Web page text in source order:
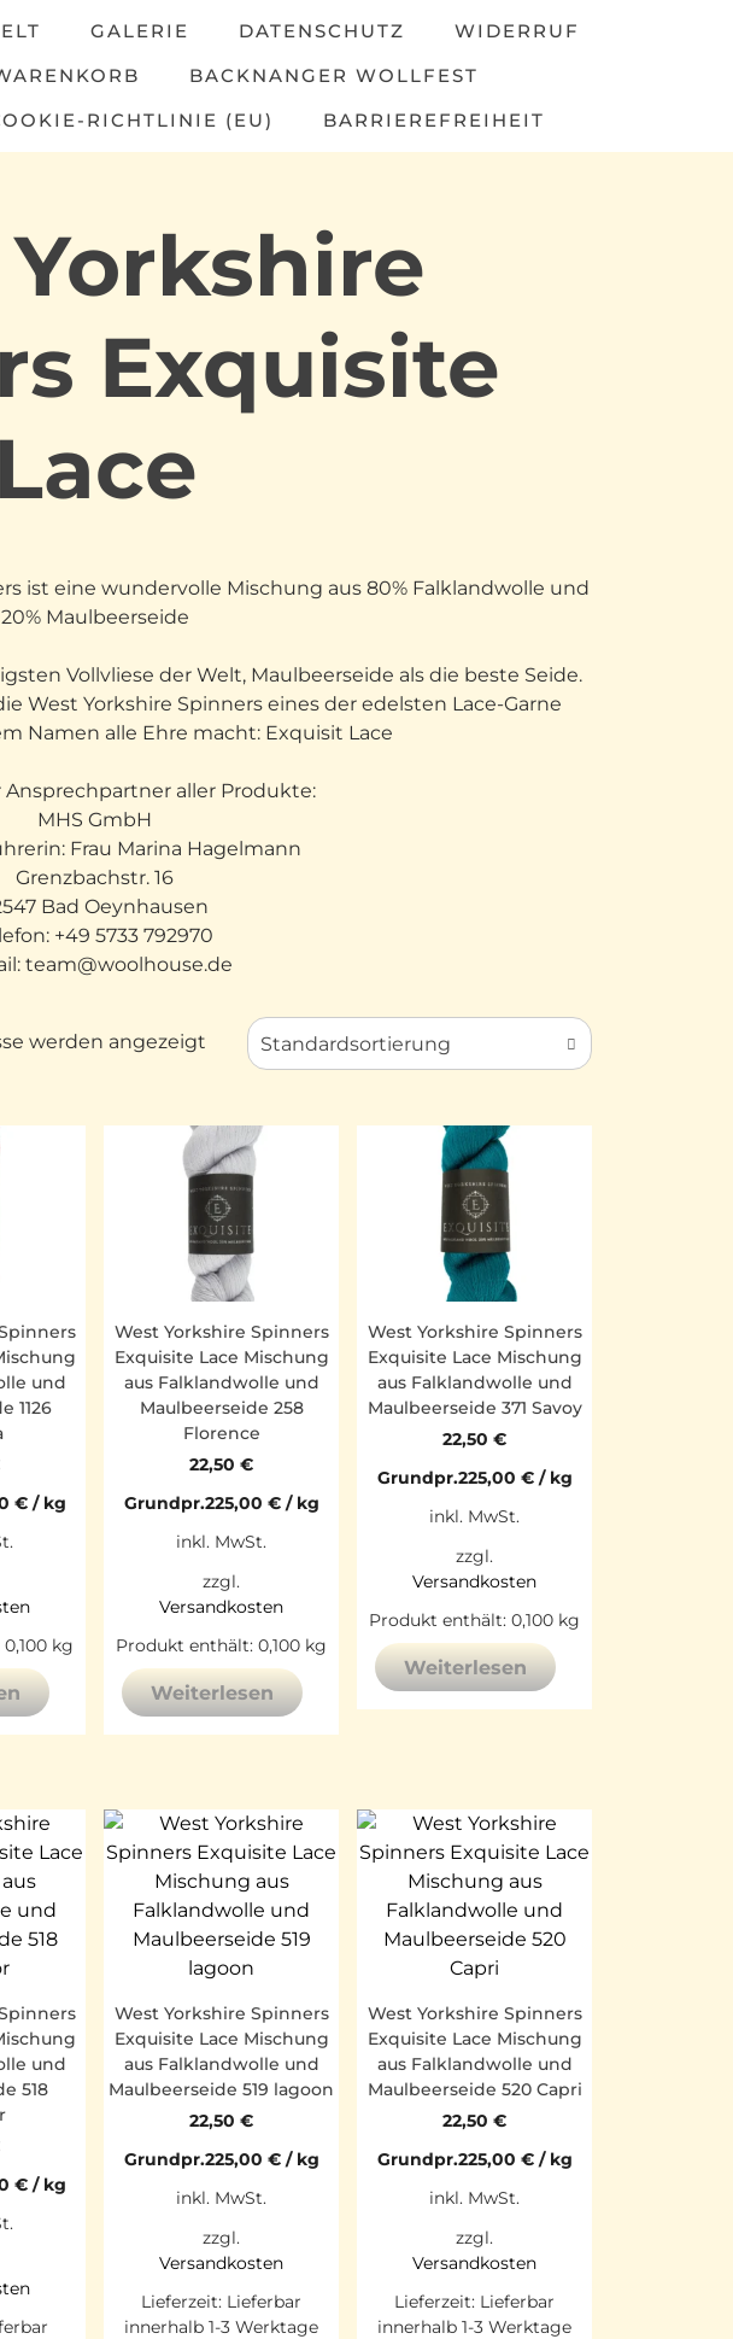
GALERIE DATENSCHUTZ
WIDERRUF
BACKNANGER WOLLFEST
RICHTLINIE (EU) BARRIEREFREIHEIT
Exquisite
Lace
ist eine wundervolle Mischung aus 80% Falklandwolle und
20% Maulbeerseide
Vollvliese der Welt, Maulbeerseide als die beste Seide.
West Yorkshire Spinners eines der edelsten Lace-Garne
Namen alle Ehre macht: Exquisit Lace
Ansprechpartner aller Produkte:
MHS GmbH
Frau Marina Hagelmann
Grenzbachstr. 16
Bad Oeynhausen
+49 5733 792970
team@woolhouse.de
werden angezeigt Standardsortierung
und
1126
€/ kg
kg
West Yorkshire Spinners
Exquisite Lace Mischung
aus Falklandwolle und
Maulbeerseide 258
Florence
22,50 €
Grundpr.225,00 €/ kg
inkl. MwSt.
zzgl.
Versandkosten
Produkt enthält: 0,100 kg
Weiterlesen
West Yorkshire Spinners
Exquisite Lace Mischung
aus Falklandwolle und
Maulbeerseide 371 Savoy
22,50 €
Grundpr.225,00 €/ kg
inkl. MwSt.
zzgl.
Versandkosten
Produkt enthält: 0,100 kg
Weiterlesen
und
518
€/ kg
West Yorkshire Spinners
Exquisite Lace Mischung
aus Falklandwolle und
Maulbeerseide 519 lagoon
22,50 €
Grundpr.225,00 €/ kg
inkl. MwSt.
zzgl.
Versandkosten
Lieferzeit: Lieferbar
innerhalb 1-3 Werktage
West Yorkshire Spinners
Exquisite Lace Mischung
aus Falklandwolle und
Maulbeerseide 520 Capri
22,50 €
Grundpr.225,00 €/ kg
inkl. MwSt.
zzgl.
Versandkosten
Lieferzeit: Lieferbar
innerhalb 1-3 Werktage